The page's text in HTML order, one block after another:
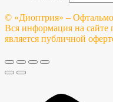
© «Диоптрия» –
Вся информация на сайте
является публичной